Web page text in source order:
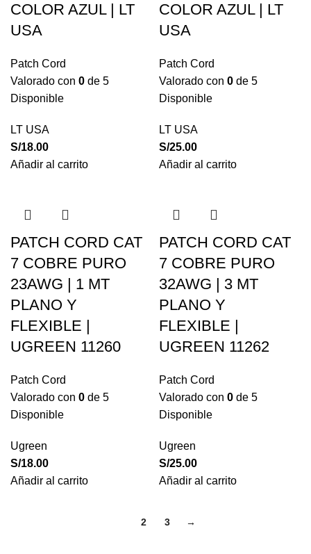
COLOR AZUL | LT
USA
Patch Cord
Valorado con 0 de 5
Disponible
LT USA
S/18.00
Añadir al carrito
COLOR AZUL | LT
USA
Patch Cord
Valorado con 0 de 5
Disponible
LT USA
S/25.00
Añadir al carrito
PATCH CORD CAT
7 COBRE PURO
23AWG | 1 MT
PLANO Y
FLEXIBLE |
UGREEN 11260
Patch Cord
Valorado con 0 de 5
Disponible
Ugreen
S/18.00
Añadir al carrito
PATCH CORD CAT
7 COBRE PURO
32AWG | 3 MT
PLANO Y
FLEXIBLE |
UGREEN 11262
Patch Cord
Valorado con 0 de 5
Disponible
Ugreen
S/25.00
Añadir al carrito
2 3 →